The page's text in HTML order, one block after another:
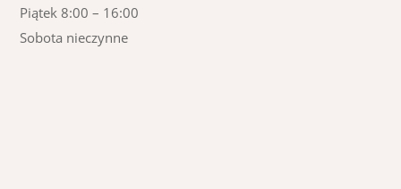
Piątek 8:00 – 16:00
Sobota nieczynne